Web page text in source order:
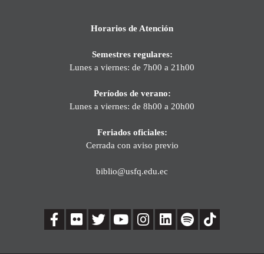
Horarios de Atención
Semestres regulares:
Lunes a viernes: de 7h00 a 21h00
Períodos de verano:
Lunes a viernes: de 8h00 a 20h00
Feriados oficiales:
Cerrada con aviso previo
biblio@usfq.edu.ec